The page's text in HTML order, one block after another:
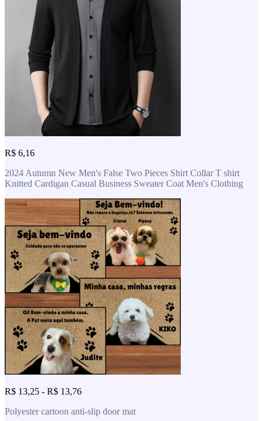
R$ 6,16
2024 Autumn New Men's False Two Pieces Shirt Collar T shirt
Knitted Cardigan Casual Business Sweater Coat Men's Clothing
R$ 13,25 - R$ 13,76
Polyester cartoon anti-slip door mat